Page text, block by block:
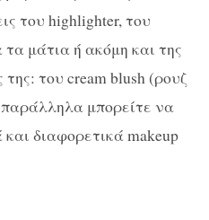
του highlighter, του
μάτια ή ακόμη και της
του cream blush (ρουζ
μπορείτε να
διαφορετικά makeup